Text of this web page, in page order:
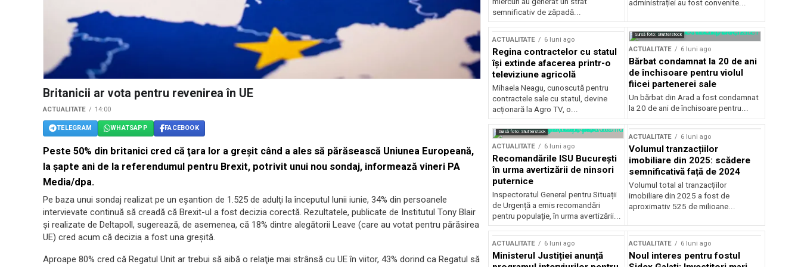
Britanicii ar vota pentru revenirea în UE
ACTUALITATE 14:00
TELEGRAM WHATSAPP FACEBOOK
Peste 50% din britanici cred că ţara lor a greşit când a ales să părăsească Uniunea Europeană,
la şapte ani de la referendumul pentru Brexit, potrivit unui nou sondaj, informează vineri PA
Media/dpa.
Pe baza unui sondaj realizat pe un eşantion de 1.525 de adulţi la începutul lunii iunie, 34% din persoanele
intervievate continuă să creadă că Brexit-ul a fost decizia corectă. Rezultatele, publicate de Institutul Tony Blair
şi realizate de Deltapoll, sugerează, de asemenea, că 18% dintre alegătorii Leave (care au votat pentru părăsirea
UE) cred acum că decizia a fost una greşită.
Aproape 80% cred că Regatul Unit ar trebui să aibă o relaţie mai strânsă cu UE în viitor, 43% dorind ca Regatul să
semnificativ de zăpadă...
administrației au fost convenite...
ACTUALITATE 6 luni ago
Regina contractelor cu statul
își extinde afacerea printr-o
televiziune agricolă
Mihaela Neagu, cunoscută pentru
contractele sale cu statul, devine
acționară la Agro TV, o...
Sursă foto: Shutterstock
ACTUALITATE 6 luni ago
Bărbat condamnat la 20 de ani
de închisoare pentru violul
fiicei partenerei sale
Un bărbat din Arad a fost condamnat
la 20 de ani de închisoare pentru...
Sursă foto: Shutterstock
ACTUALITATE 6 luni ago
Recomandările ISU București
în urma avertizării de ninsori
puternice
Inspectoratul General pentru Situații
de Urgență a emis recomandări
pentru populație, în urma avertizării...
ACTUALITATE 6 luni ago
Volumul tranzacțiilor
imobiliare din 2025: scădere
semnificativă față de 2024
Volumul total al tranzacțiilor
imobiliare din 2025 a fost de
aproximativ 525 de milioane...
ACTUALITATE 6 luni ago
Ministerul Justiției anunță
ACTUALITATE 6 luni ago
Noul interes pentru fostul